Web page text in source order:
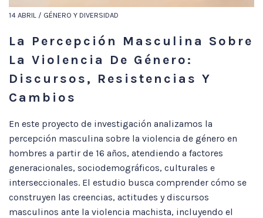
14 ABRIL / GÉNERO Y DIVERSIDAD
La Percepción Masculina Sobre
La Violencia De Género:
Discursos, Resistencias Y
Cambios
En este proyecto de investigación analizamos la
percepción masculina sobre la violencia de género en
hombres a partir de 16 años, atendiendo a factores
generacionales, sociodemográficos, culturales e
interseccionales. El estudio busca comprender cómo se
construyen las creencias, actitudes y discursos
masculinos ante la violencia machista, incluyendo el